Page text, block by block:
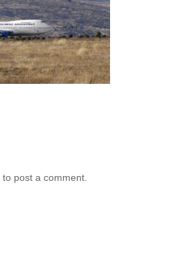
to post a comment.